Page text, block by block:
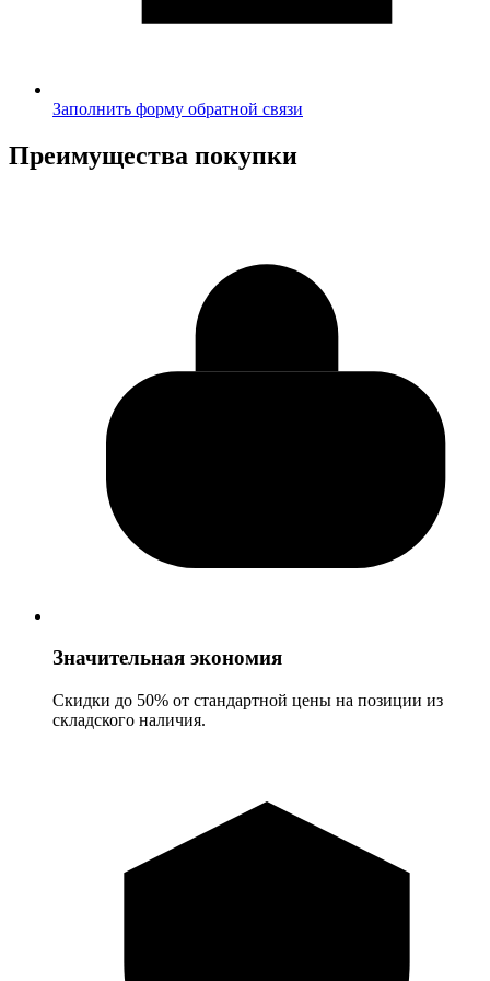
Заполнить форму обратной связи
Преимущества покупки
Значительная экономия
Скидки до 50% от стандартной цены на позиции из
складского наличия.